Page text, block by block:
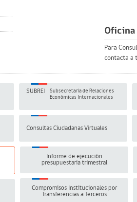
Oficina
Para
contacta a
SUBREI
Subsecretaría de Relaciones
Económicas Internacionales
Consultas Ciudadanas Virtuales
Informe de ejecución
presupuestaria trimestral
Compromisos Institucionales por
Transferencias a Terceros